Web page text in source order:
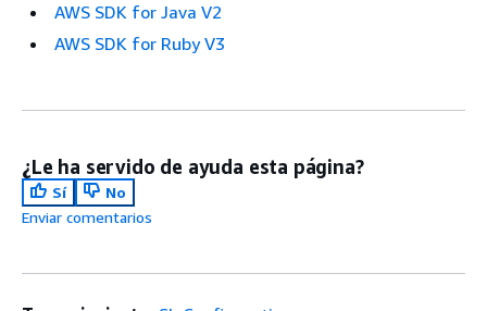
AWS SDK for Java V2
AWS SDK for Ruby V3
¿Le ha servido de ayuda esta página?
Sí
No
Enviar comentarios